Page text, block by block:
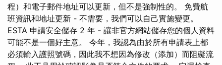
程）和電子郵件地址可以更新，但不是強制性的。 免費航
班資訊和地址更新 - 不需要，我們可以自己實施變更。
ESTA 申請安全儲存 2 年 - 讓非官方網站儲存您的個人資料
可能不是一個好主意。 今年，我認為由於所有申請表上都
必須輸入護照號碼，因此我不想因為修改（添加）而阻礙流